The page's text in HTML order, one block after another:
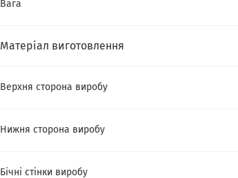
Вага
Матеріал виготовлення
Верхня сторона виробу
Нижня сторона виробу
Бічні стінки виробу